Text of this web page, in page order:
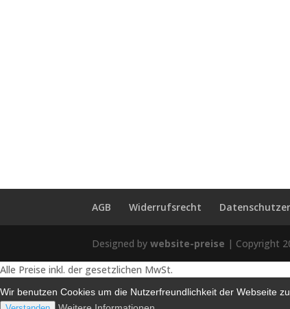
AGB Widerrufsrecht
Designed bywebsite-preise | Copyright
Alle Preise inkl. der gesetzlichen MwSt.
Wir benutzen Cookies um die Nutzerfreundlichkeit der Webseite